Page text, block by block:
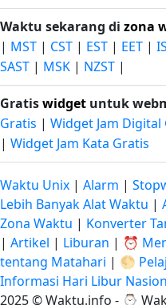
Waktu sekarang di zona
| MST | CST | EST | EET |
SAST | MSK | NZST |
Gratiswidget untuk
Gratis | Widget Jam Digital
| Widget Jam Kata Gratis
Waktu Unix | Alarm |
Lebih Banyak Alat Waktu |
Zona Waktu | Konverter
| Artikel | Liburan | ⏰
tentang Matahari | 🌕
Informasi Hari Libur
2025 © Waktu.info - ⌚